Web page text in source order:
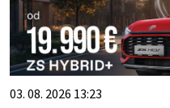
03. 08. 2026 13:23